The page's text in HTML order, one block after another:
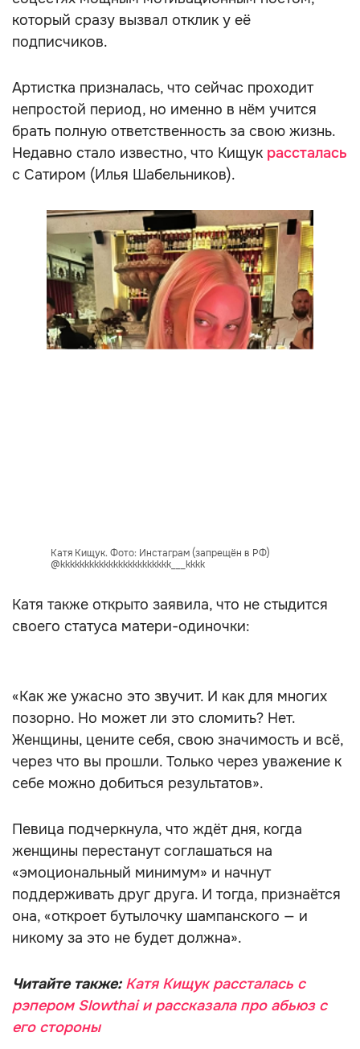
который сразу вызвал отклик у её
подписчиков.
Артистка призналась, что сейчас проходит
непростой период, но именно в нём учится
брать полную ответственность за свою жизнь.
Недавно стало известно, что Кищук рассталась
с Сатиром (Илья Шабельников).
Катя Кищук. Фото: Инстаграм (запрещён в РФ)
@kkkkkkkkkkkkkkkkkkkkkkk___kkkk
Катя также открыто заявила, что не стыдится
своего статуса матери-одиночки:
«Как же ужасно это звучит. И как для многих
позорно. Но может ли это сломить? Нет.
Женщины, цените себя, свою значимость и всё,
через что вы прошли. Только через уважение к
себе можно добиться результатов».
Певица подчеркнула, что ждёт дня, когда
женщины перестанут соглашаться на
«эмоциональный минимум» и начнут
поддерживать друг друга. И тогда, признаётся
она, «откроет бутылочку шампанского — и
никому за это не будет должна».
Читайте также: Катя Кищук рассталась с
рэпером Slowthai и рассказала про абьюз с
его стороны